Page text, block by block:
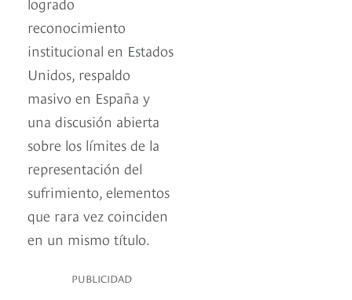
reconocimiento
institucional en Estados
Unidos, respaldo
masivo en España y
una discusión abierta
sobre los límites de la
representación del
sufrimiento, elementos
que rara vez coinciden
en un mismo título.
PUBLICIDAD